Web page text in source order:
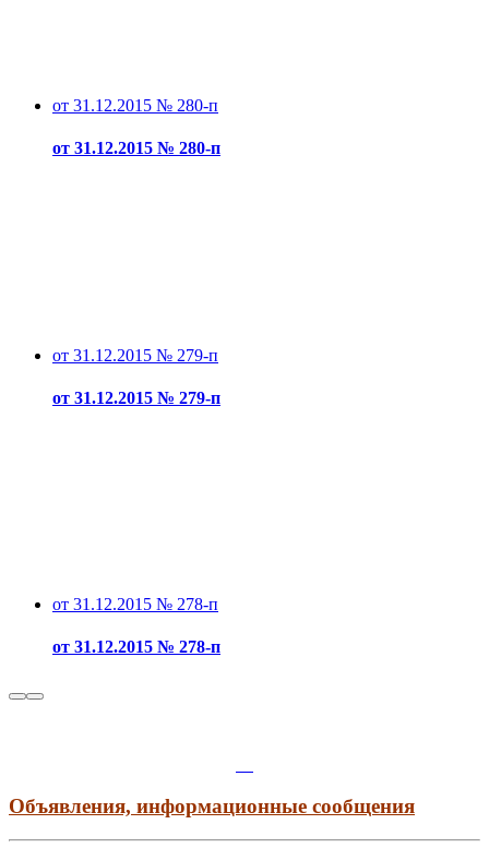
от 31.12.2015 № 280-п
от 31.12.2015 № 280-п
от 31.12.2015 № 279-п
от 31.12.2015 № 279-п
от 31.12.2015 № 278-п
от 31.12.2015 № 278-п
Объявления, информационные сообщения